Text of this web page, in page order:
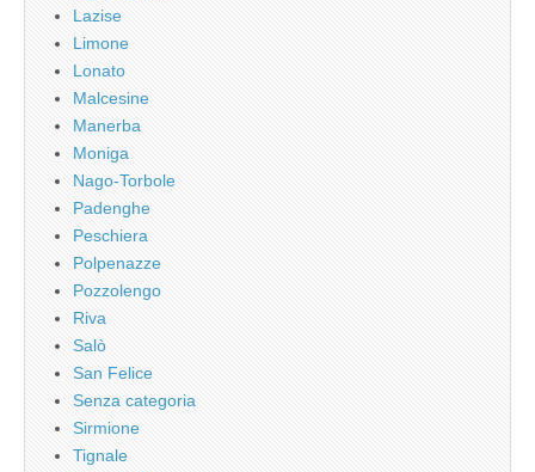
Lazise
Limone
Lonato
Malcesine
Manerba
Moniga
Nago-Torbole
Padenghe
Peschiera
Polpenazze
Pozzolengo
Riva
Salò
San Felice
Senza categoria
Sirmione
Tignale